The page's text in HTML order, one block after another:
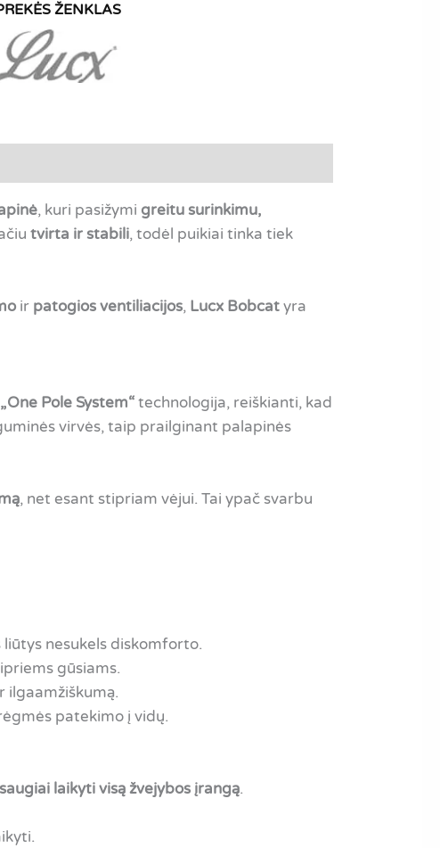
, kuri pasižymi greitu surinkimu,
tvirta ir stabili, todėl puikiai tinka tiek
ir patogios ventiliacijos, Lucx Bobcatyra
„One Pole System“technologija, reiškianti, kad
virvės, taip prailginant palapinės
, net esant stipriam vėjui. Tai ypač svarbu
nesukels diskomforto.
gūsiams.
ilgaamžiškumą.
patekimo į vidų.
saugiai laikyti visą žvejybos įrangą.